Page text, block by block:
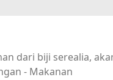
dari biji serealia,
- Makanan